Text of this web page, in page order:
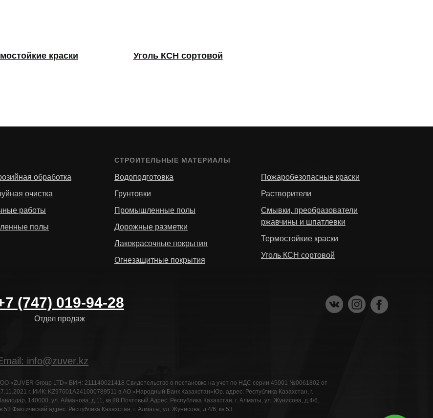
краски Уголь КСН сортовой
обработка
очистка
работы
полы
СТРОИТЕЛЬНЫЕ МАТЕРИАЛЫ
Водоподготовка
Грунтовки
Промышленные полы
Дорожные разметки
Лакокрасочные покрытия
Огнезащитные покрытия
Пожаробезопасные краски
Растворители
Смывки, преобразователи
ржавчины и шпатлевки
Термостойкие краски
Уголь КСН сортовой
(747) 019-94-28
Отдел продаж
info@zuver.kz
«ZUVER Group LTD» БИН: 211140021418 Свидетельство о постановке на учет по НДС серии 45001 №0061802 от
г.,ИИК: KZ97601A241000789511 в АО «Народный Банк Казахстан»Юр. адрес: Республика Казахстан, г.
140000, ул. Айманова, д.11, кв.88 Почтовый Адрес: Республика Казахстан, г. Алматы, ул. Жунисова, д.4/6,
Фактический адрес: Республика Казахстан, г. Алматы, ул. Жунисова, д.4/6, кв.53